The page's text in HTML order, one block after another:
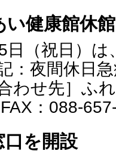
い健康館休館
（祝日）は
：夜間休日
合わせ先］ふ
：088-657-
口を開設